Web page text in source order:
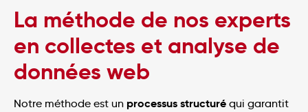
La méthode de nos experts
en collectes et analyse de
données web
Notre méthode est un processus structuré qui garantit